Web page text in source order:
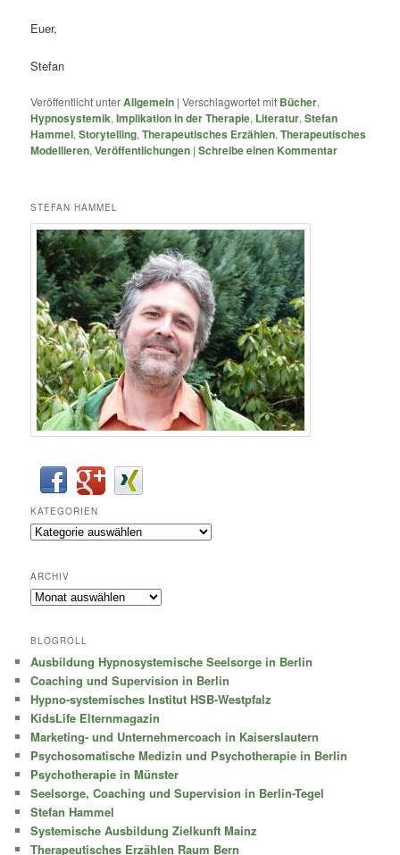
Euer,
Stefan
Veröffentlicht unterAllgemein |Verschlagwortet mit Bücher,
Hypnosystemik,Implikation in der Therapie, Literatur,Stefan
Hammel,Storytelling,Therapeutisches Erzählen,Therapeutisches
Modellieren,Veröffentlichungen |Schreibe einen Kommentar
STEFAN HAMMEL
KATEGORIEN
Kategorien
ARCHIV
Archiv
BLOGROLL
Ausbildung Hypnosystemische Seelsorge in Berlin
Coaching und Supervision in Berlin
Hypno-systemisches Institut HSB-Westpfalz
KidsLife Elternmagazin
Marketing- und Unternehmercoach in Kaiserslautern
Psychosomatische Medizin und Psychotherapie in Berlin
Psychotherapie in Münster
Seelsorge, Coaching und Supervision in Berlin-Tegel
Stefan Hammel
Systemische Ausbildung Zielkunft Mainz
Therapeutisches Erzählen Raum Bern